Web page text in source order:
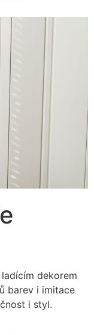
dekorem
barev i imitace
i styl.